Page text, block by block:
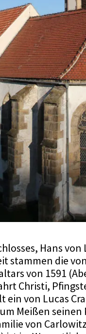
Hans
stammen die
von 1591
Christi,
von Lucas
Meißen seinen
von